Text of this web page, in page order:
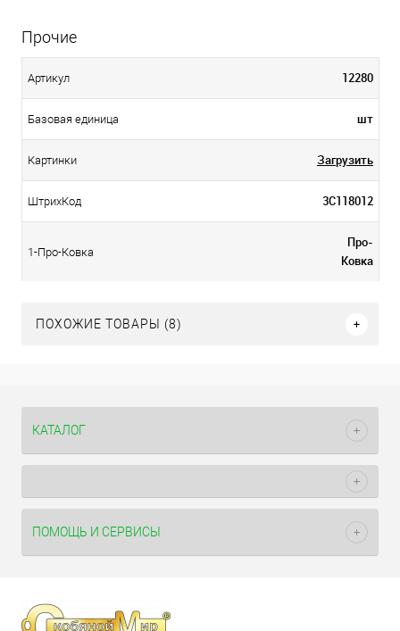
Прочие
Артикул 12280
Базовая единица шт
Картинки Загрузить
ШтрихКод 3С118012
1-Про-Ковка
Про-
Ковка
ПОХОЖИЕ ТОВАРЫ (8)
КАТАЛОГ
ПОМОЩЬ И СЕРВИСЫ